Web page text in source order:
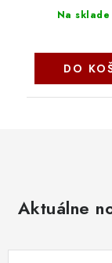
Na sklade
DO
Aktuálne